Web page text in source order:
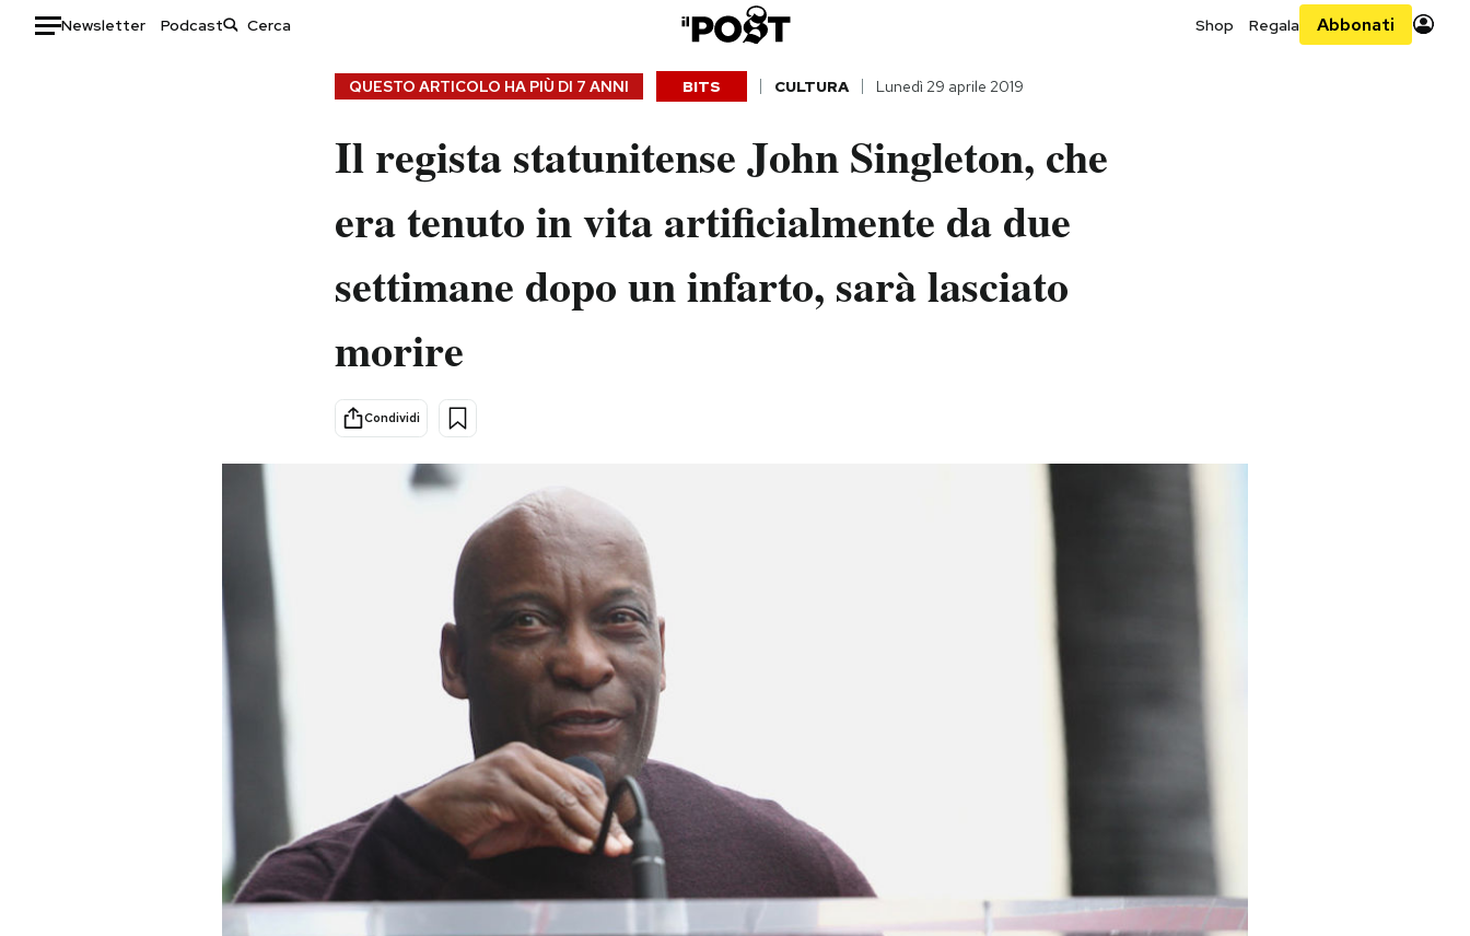
Newsletter Podcast Shop Regala Abbonati
Altrecose
Mondiali calcio 2026
AREA PERSONALE
QUESTO ARTICOLO HA PIÙ DI 7 ANNI BITS CULTURA Lunedì 29 aprile 2019
Il regista statunitense John Singleton, che
era tenuto in vita artificialmente da due
settimane dopo un infarto, sarà lasciato
morire
Condividi